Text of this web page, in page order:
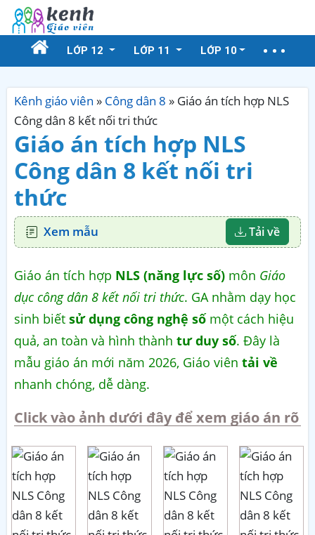
LỚP 12 LỚP 11 LỚP 10
Kênh giáo viên » Công dân 8 » Giáo án tích hợp NLS
Công dân 8 kết nối tri thức
Giáo án tích hợp NLS
Công dân 8 kết nối tri
thức
Xem mẫu Tải về
Giáo án tích hợp NLS (năng lực số) môn Giáo
dục công dân 8 kết nối tri thức. GA nhằm dạy học
sinh biết sử dụng công nghệ sốmột cách hiệu
quả, an toàn và hình thành tư duy số. Đây là
mẫu giáo án mới năm 2026, Giáo viên tải về
nhanh chóng, dễ dàng.
Click vào ảnh dưới đây để xem giáo án rõ